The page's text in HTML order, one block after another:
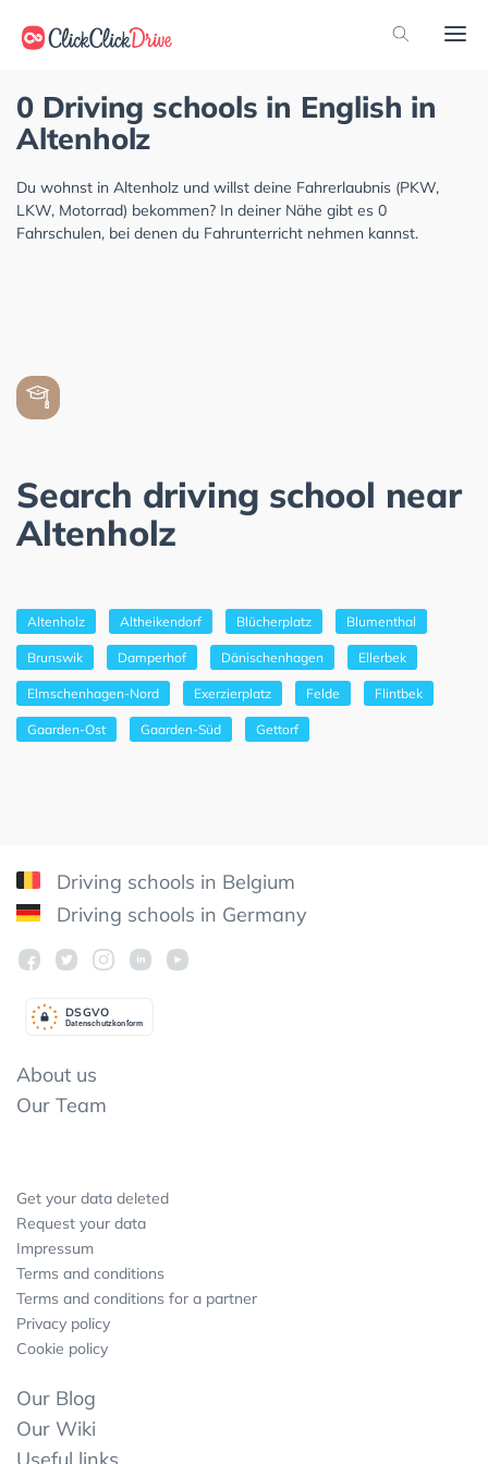
0 Driving schools in English in
Altenholz
Du wohnst in Altenholz und willst deine Fahrerlaubnis (PKW,
LKW, Motorrad) bekommen? In deiner Nähe gibt es 0
Fahrschulen, bei denen du Fahrunterricht nehmen kannst.
Search driving school near
Altenholz
Altenholz Altheikendorf Blücherplatz Blumenthal
Brunswik Damperhof Dänischenhagen Ellerbek
Elmschenhagen-Nord Exerzierplatz Felde Flintbek
Gaarden-Ost Gaarden-Süd Gettorf
Driving schools in Belgium
Driving schools in Germany
Datenschutzkonform
DSGVO
About us
Our Team
Get your data deleted
Request your data
Impressum
Terms and conditions
Terms and conditions for a partner
Privacy policy
Cookie policy
Our Blog
Our Wiki